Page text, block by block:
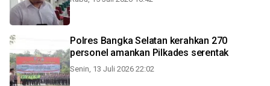
Polres Bangka Selatan kerahkan 270
personel amankan Pilkades serentak
Senin, 13 Juli 2026 22:02